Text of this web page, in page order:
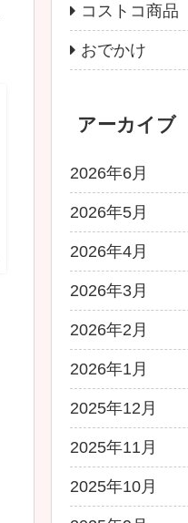
コストコ商品
おでかけ
アーカイブ
2026年6月
2026年5月
2026年4月
2026年3月
2026年2月
2026年1月
2025年12月
2025年11月
2025年10月